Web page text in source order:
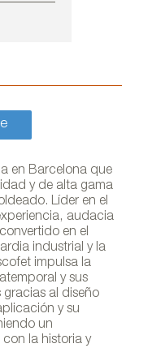
en Barcelona que
y de alta gama
Líder en el
audacia
en el
industrial y la
impulsa la
y sus
al diseño
y su
un
la historia y